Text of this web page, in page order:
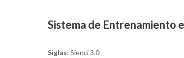
Sistema de Entrenamiento
Siglas: Sienci 3.0